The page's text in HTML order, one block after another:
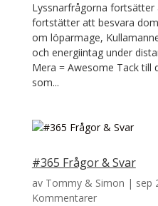
Lyssnarfrågorna
fortstätter att besvara
om löparmage,
och energiintag under
Mera = Awesome Tack till
som...
#365 Frågor & Svar
av Tommy & Simon | sep
Kommentarer